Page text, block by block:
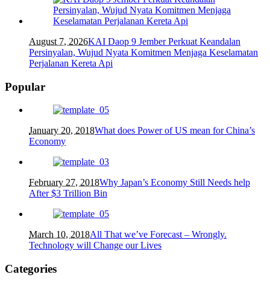
August 7, 2026KAI Daop 9 Jember Perkuat Keandalan
Persinyalan, Wujud Nyata Komitmen Menjaga Keselamatan
Perjalanan Kereta Api
Popular
January 20, 2018What does Power of US mean for China’s
Economy
February 27, 2018Why Japan’s Economy Still Needs help
After $3 Trillion Bin
March 10, 2018All That we’ve Forecast – Wrongly.
Technology will Change our Lives
Categories